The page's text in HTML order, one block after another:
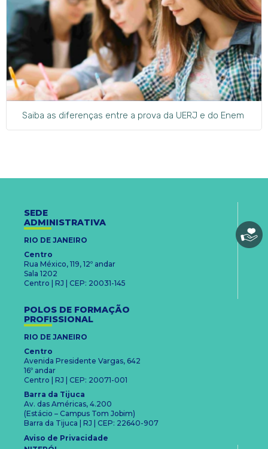
Saiba as diferenças entre a prova da UERJ e do Enem
SEDE
ADMINISTRATIVA
RIO DE JANEIRO
Centro
Rua México, 119, 12º andar
Sala 1202
Centro | RJ | CEP: 20031-145
POLOS DE FORMAÇÃO
PROFISSIONAL
RIO DE JANEIRO
Centro
Avenida Presidente Vargas, 642
16º andar
Centro | RJ | CEP: 20071-001
Barra da Tijuca
Av. das Américas, 4.200
(Estácio – Campus Tom Jobim)
Barra da Tijuca | RJ | CEP: 22640-907
Aviso de Privacidade